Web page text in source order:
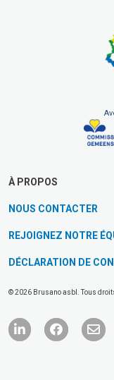
À PROPOS
NOUS CONTACTER
REJOIGNEZ NOTRE
DÉCLARATION DE
© 2026 Brusano asbl. Tous